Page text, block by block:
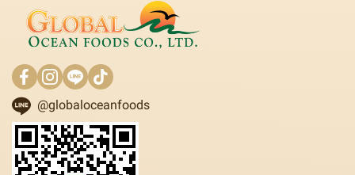
@globaloceanfoods